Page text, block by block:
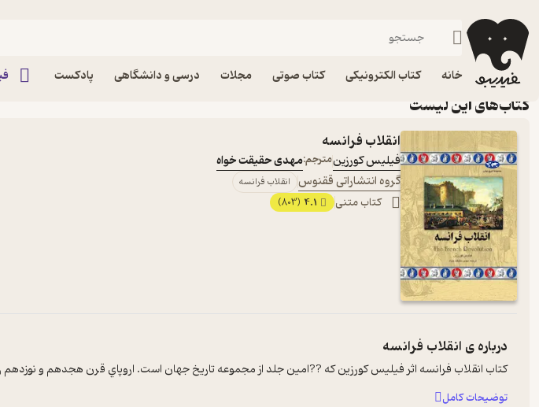
خانه کتاب الکترونیکی کتاب صوتی مجلات درسی و دانشگاهی پادکست
تاریخ جهان-ماجرا
کتاب‌های این لیست
انقلاب فرانسه
فیلیس کورزینمترجم:مهدی حقیقت خواه
گروه انتشاراتی ققنوس
انقلاب فرانسه
کتاب متنی 4.1
(803)
درباره ی انقلاب فرانسه
کتاب انقلاب فرانسه اثر فيليس کورزين که ??امين جلد از مجموعه تاريخ جهان است. اروپاي قرن هجدهم و
توضیحات کامل